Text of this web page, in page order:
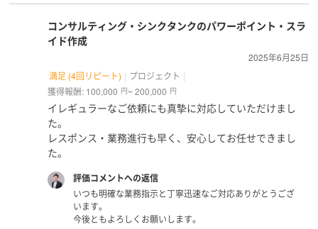
コンサルティング・シンクタンクのパワーポイント・スラ
イド作成
2025年6月25日
満足 (4回リピート)
プロジェクト
獲得報酬: 100,000 円~ 200,000 円
イレギュラーなご依頼にも真摯に対応していただけまし
た。
レスポンス・業務進行も早く、安心してお任せできまし
た。
評価コメントへの返信
いつも明確な業務指示と丁寧迅速なご対応ありがとうござ
います。
今後ともよろしくお願いします。